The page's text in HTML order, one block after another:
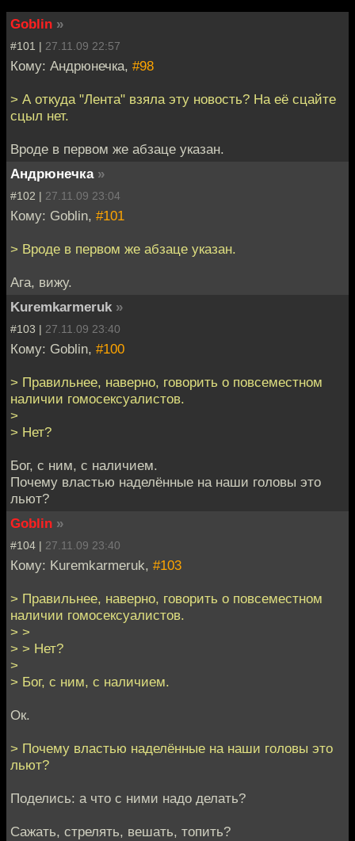
Goblin »
#101 | 27.11.09 22:57
Кому: Андрюнечка, #98
> А откуда "Лента" взяла эту новость? На её сцайте
сцыл нет.
Вроде в первом же абзаце указан.
Андрюнечка »
#102 | 27.11.09 23:04
Кому: Goblin, #101
> Вроде в первом же абзаце указан.
Ага, вижу.
Kuremkarmeruk »
#103 | 27.11.09 23:40
Кому: Goblin, #100
> Правильнее, наверно, говорить о повсеместном
наличии гомосексуалистов.
>
> Нет?
Бог, с ним, с наличием.
Почему властью наделённые на наши головы это
льют?
Goblin »
#104 | 27.11.09 23:40
Кому: Kuremkarmeruk, #103
> Правильнее, наверно, говорить о повсеместном
наличии гомосексуалистов.
> >
> > Нет?
>
> Бог, с ним, с наличием.
Ок.
> Почему властью наделённые на наши головы это
льют?
Поделись: а что с ними надо делать?
Сажать, стрелять, вешать, топить?